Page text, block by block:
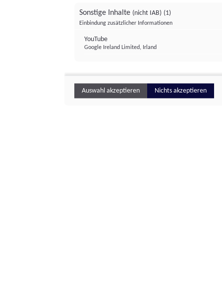
Sonstige Inhalte (nicht IAB) (1)
Einbindung zusätzlicher Informationen
YouTube
Google Ireland Limited, Irland
Auswahl akzeptieren Nichts akzeptieren